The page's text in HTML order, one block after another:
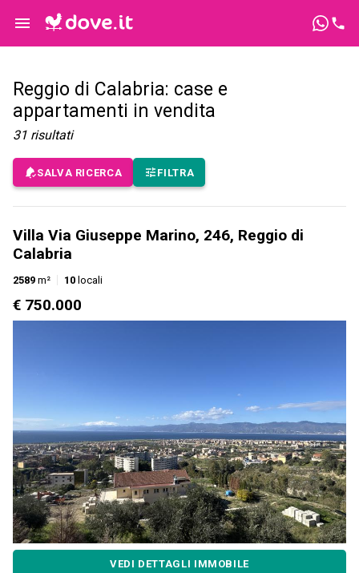
Reggio di Calabria: case e
appartamenti in vendita
31 risultati
SALVA RICERCA FILTRA
Villa Via Giuseppe Marino, 246, Reggio di
Calabria
2589 m² 10 locali
€ 750.000
VEDI DETTAGLI IMMOBILE